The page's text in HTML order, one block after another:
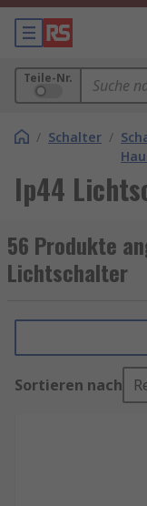
Teile-Nr.
/ Schalter /
Ip44
56 Produkte
Lichtschalter
Sortieren nach